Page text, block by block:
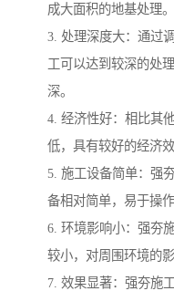
成大面积的地基处理。
3. 处理深度大：通过
工可以达到较深的处
深。
4. 经济性好：相比其
低，具有较好的经济效
5. 施工设备简单：强
备相对简单，易于操作
6. 环境影响小：强夯
较小，对周围环境的影
7. 效果显著：强夯施